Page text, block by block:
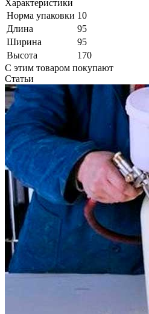
Характеристики
Норма упаковки 10
Длина
95
Ширина
95
Высота
170
С этим товаром покупают
Статьи